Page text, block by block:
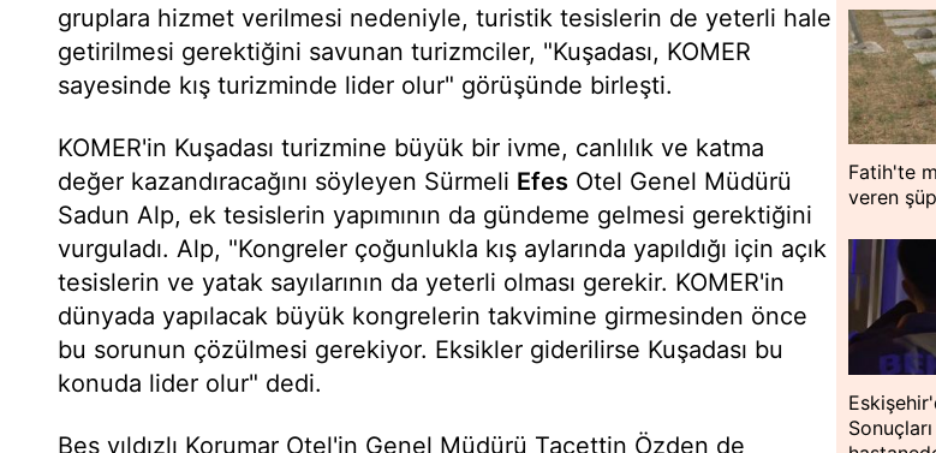
gruplara hizmet verilmesi nedeniyle, turistik tesislerin de yeterli hale
getirilmesi gerektiğini savunan turizmciler, "Kuşadası, KOMER
sayesinde kış turizminde lider olur" görüşünde birleşti.
KOMER'in Kuşadası turizmine büyük bir ivme, canlılık ve katma
değer kazandıracağını söyleyen Sürmeli Efes Otel Genel Müdürü
Sadun Alp, ek tesislerin yapımının da gündeme gelmesi gerektiğini
vurguladı. Alp, "Kongreler çoğunlukla kış aylarında yapıldığı için açık
tesislerin ve yatak sayılarının da yeterli olması gerekir. KOMER'in
dünyada yapılacak büyük kongrelerin takvimine girmesinden önce
bu sorunun çözülmesi gerekiyor. Eksikler giderilirse Kuşadası bu
konuda lider olur" dedi.
Beş yıldızlı Korumar Otel'in Genel Müdürü Tacettin Özden de
Fatih'te
veren